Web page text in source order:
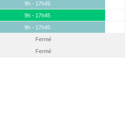
9h - 17h45
9h - 17h45
9h - 17h45
Fermé
Fermé